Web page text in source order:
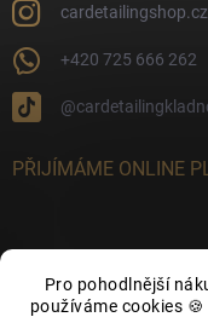
Pro pohodlnější
používáme cookies
cardetailingshop.cz
+420 725 666 262
PŘIJÍMÁME ONLINE
FACEBOOK